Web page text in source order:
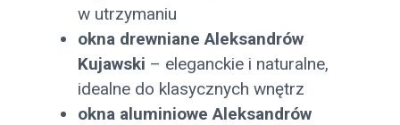
w utrzymaniu
okna drewniane Aleksandrów
Kujawski – eleganckie i naturalne,
idealne do klasycznych wnętrz
okna aluminiowe Aleksandrów